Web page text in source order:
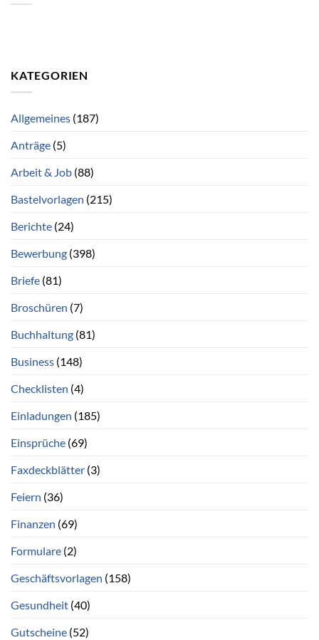
KATEGORIEN
Allgemeines (187)
Anträge (5)
Arbeit & Job (88)
Bastelvorlagen (215)
Berichte (24)
Bewerbung (398)
Briefe (81)
Broschüren (7)
Buchhaltung (81)
Business (148)
Checklisten (4)
Einladungen (185)
Einsprüche (69)
Faxdeckblätter (3)
Feiern (36)
Finanzen (69)
Formulare (2)
Geschäftsvorlagen (158)
Gesundheit (40)
Gutscheine (52)